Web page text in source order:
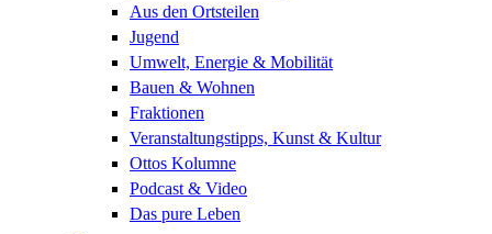
Aus den Ortsteilen
Jugend
Umwelt, Energie & Mobilität
Bauen & Wohnen
Fraktionen
Veranstaltungstipps, Kunst & Kultur
Ottos Kolumne
Podcast & Video
Das pure Leben